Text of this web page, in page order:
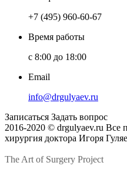
+7 (495) 960-60-67
Время работы
c 8:00 до 18:00
Email
info@drgulyaev.ru
Записаться Задать вопрос
2016-2020 © drgulyaev.ru Все
хирургия доктора Игоря
The Art of Surgery Project